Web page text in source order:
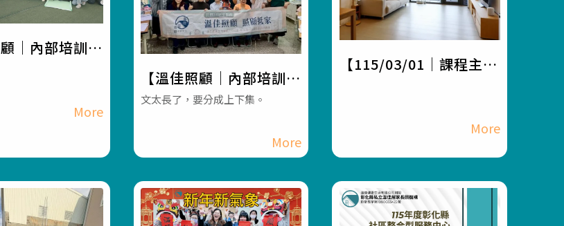
顧｜內部培訓講
作教導營】#
照3.0 #長照服
【溫佳照顧｜內部培訓講
師課程｜工作教導營】#
機構 #長照3.0 #長照服
務
文太長了，要分成上下集。
【115/03/01｜課程主
長照機構 #員林長照機構